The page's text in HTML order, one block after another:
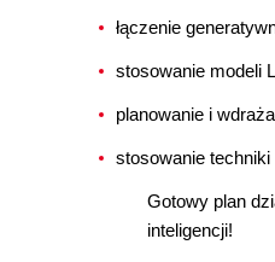
łączenie
stosowanie modeli
planowanie i
stosowanie
Gotowy plan
inteligencji!